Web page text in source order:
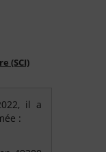
(SCI)
il a
: